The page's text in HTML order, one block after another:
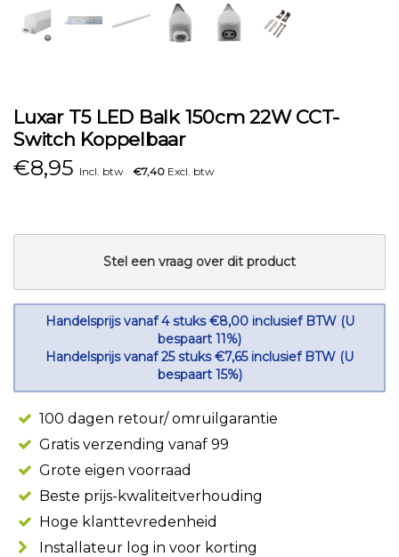
Luxar T5 LED Balk 150cm 22W CCT-
Switch Koppelbaar
€8,95 Incl. btw €7,40 Excl. btw
Stel een vraag over dit product
Handelsprijs vanaf 4 stuks €8,00 inclusief BTW (U
bespaart 11%)
Handelsprijs vanaf 25 stuks €7,65 inclusief BTW (U
bespaart 15%)
100 dagen retour/ omruilgarantie
Gratis verzending vanaf 99
Grote eigen voorraad
Beste prijs-kwaliteitverhouding
Hoge klanttevredenheid
Installateur log in voor korting